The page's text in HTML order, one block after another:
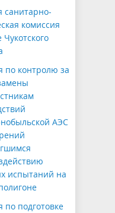
санитарно-
комиссия
по контролю за
АЭС
испытаний на
подготовке